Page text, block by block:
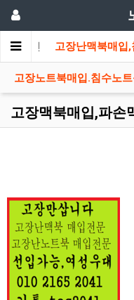
메인 고장난맥북매입
고장노트북매입.침수노
고장맥북매입,파손